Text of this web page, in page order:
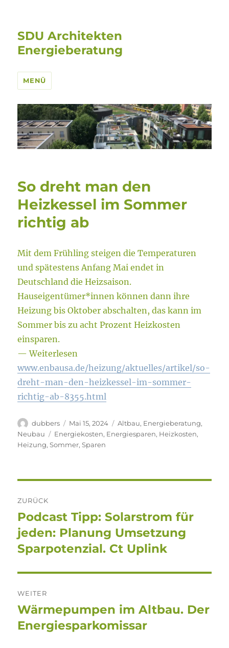
SDU Architekten
Energieberatung
MENÜ
So dreht man den
Heizkessel im Sommer
richtig ab
Mit dem Frühling steigen die Temperaturen
und spätestens Anfang Mai endet in
Deutschland die Heizsaison.
Hauseigentümer*innen können dann ihre
Heizung bis Oktober abschalten, das kann im
Sommer bis zu acht Prozent Heizkosten
einsparen.
— Weiterlesen
www.enbausa.de/heizung/aktuelles/artikel/so-
dreht-man-den-heizkessel-im-sommer-
richtig-ab-8355.html
Autor
dubbers
Veröffentlicht
am
Mai 15, 2024 Kategorien
Altbau, Energieberatung,
Neubau
Schlagwörter
Energiekosten, Energiesparen, Heizkosten,
Heizung,Sommer,Sparen
ZURÜCK
Vorheriger
Beitrag:
Podcast Tipp: Solarstrom für
jeden: Planung Umsetzung
Sparpotenzial. Ct Uplink
WEITER
Nächster
Beitrag:
Wärmepumpen im Altbau. Der
Energiesparkomissar